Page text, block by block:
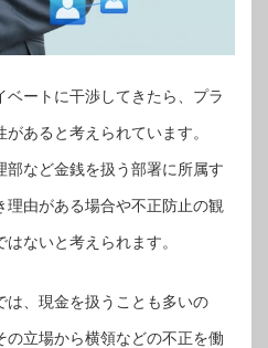
ートに干渉してきたら、プラ
あると考えられています。
部など金銭を扱う部署に所属す
由がある場合や不正防止の観
ないと考えられます。
は、現金を扱うことも多いの
の立場から横領などの不正を働